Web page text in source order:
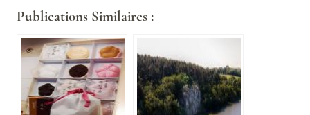
Publications Similaires :